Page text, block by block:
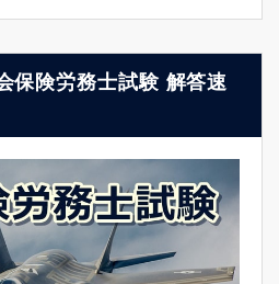
保険労務士試験 解答速